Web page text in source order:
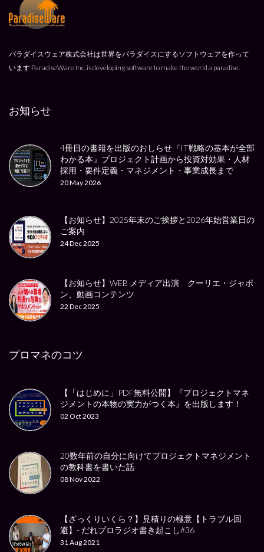
パラダイスウェア株式会社は世界をパラダイスにするソフトウェアを作って
います ParadiseWare Inc. is developing software to make the world a paradise.
お知らせ
4冊目の書籍を出版のおしらせ『IT戦略の基本が全部
わかる本』プロジェクト計画から投資対効果・人材
採用・要件定義・マネジメント・事業成長まで
20 May 2026
【お知らせ】2025年末のご挨拶と2026年始営業日の
ご案内
24 Dec 2025
【お知らせ】WEB メディア出演 クーリエ・ジャポ
ン、動画コンテンツ
22 Dec 2025
プロマネのコツ
【「はじめに」PDF無料公開】『プロジェクトマネ
ジメントの本物の実力がつく本』を出版します！
02 Oct 2023
20数年前の自分に向けてプロジェクトマネジメント
の教科書を書いた話
08 Nov 2022
【ざっくりいくら？】見積りの極意【トラブル回
避】- だれプロラジオ書き起こし#36
31 Aug 2021